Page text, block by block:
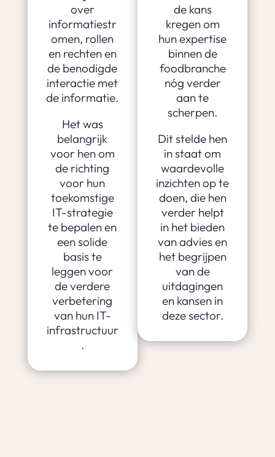
over
informatiestr
omen, rollen
en rechten en
de benodigde
interactie met
de informatie.
Het was
belangrijk
voor hen om
de richting
voor hun
toekomstige
IT-strategie
te bepalen en
een solide
basis te
leggen voor
de verdere
verbetering
van hun IT-
infrastructuur
.
de kans
kregen om
hun expertise
binnen de
foodbranche
nóg verder
aan te
scherpen.
Dit stelde hen
in staat om
waardevolle
inzichten op te
doen, die hen
verder helpt
in het bieden
van advies en
het begrijpen
van de
uitdagingen
en kansen in
deze sector.